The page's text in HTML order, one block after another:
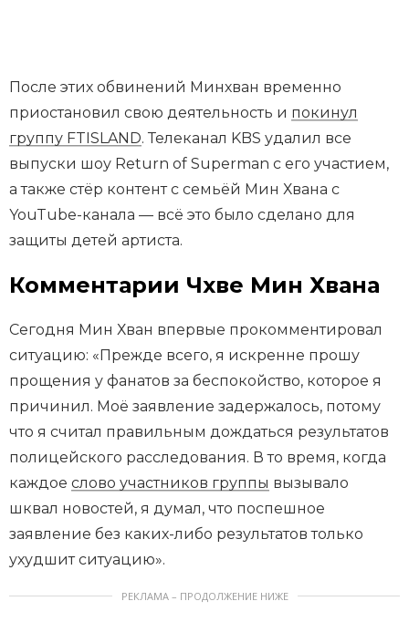
После этих обвинений Минхван временно
приостановил свою деятельность и покинул
группу FTISLAND. Телеканал KBS удалил все
выпуски шоу Return of Superman с его участием,
а также стёр контент с семьёй Мин Хвана с
YouTube-канала — всё это было сделано для
защиты детей артиста.
Комментарии Чхве Мин Хвана
Сегодня Мин Хван впервые прокомментировал
ситуацию: «Прежде всего, я искренне прошу
прощения у фанатов за беспокойство, которое я
причинил. Моё заявление задержалось, потому
что я считал правильным дождаться результатов
полицейского расследования. В то время, когда
каждое слово участников группы вызывало
шквал новостей, я думал, что поспешное
заявление без каких-либо результатов только
ухудшит ситуацию».
РЕКЛАМА – ПРОДОЛЖЕНИЕ НИЖЕ